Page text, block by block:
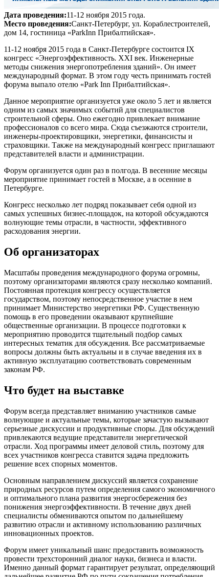
Дата проведения:11-12 ноября 2015 года.
Место проведения:Санкт-Петербург, ул. Кораблестроителей,
дом 14, гостиница «ParkInn Прибалтийская».
11-12 ноября 2015 года в Санкт-Петербурге состоится IX
конгресс «Энергоэффективность. XXI век. Инженерные
методы снижения энергопотребления зданий». Он имеет
международный формат. В этом году честь принимать гостей
форума выпало отелю «Park Inn Прибалтийская».
Данное мероприятие организуется уже около 5 лет и является
одним из самых значимых событий для специалистов
строительной сферы. Оно ежегодно привлекает внимание
профессионалов со всего мира. Сюда съезжаются строители,
инженеры-проектировщики, энергетики, финансисты и
страховщики. Также на международный конгресс приглашают
представителей власти и администрации.
Форум организуется один раз в полгода. В весенние месяцы
мероприятие принимает гостей в Москве, а в осенние в
Петербурге.
Конгресс несколько лет подряд показывает себя одной из
самых успешных бизнес-площадок, на которой обсуждаются
волнующие темы отрасли, в частности, эффективного
расходования энергии.
Об организаторах
Масштабы проведения международного форума огромны,
поэтому организаторами являются сразу несколько компаний.
Постоянная протекция конгрессу осуществляется
государством, поэтому непосредственное участие в нем
принимает Министерство энергетики РФ. Существенную
помощь в его проведении оказывают крупнейшие
общественные организации. В процессе подготовки к
мероприятию проводится тщательный подбор самых
интересных тематик для обсуждения. Все рассматриваемые
вопросы должны быть актуальны и в случае введения их в
активную эксплуатацию соответствовать современным
законам РФ.
Что будет на выставке
Форум всегда представляет вниманию участников самые
волнующие и актуальные темы, которые зачастую вызывают
серьезные дискуссии и продуктивные споры. Для обсуждений
привлекаются ведущие представители энергетической
отрасли. Ход программы имеет деловой стиль, поэтому для
всех участников конгресса ставится задача предложить
решение всех спорных моментов.
Основным направлением дискуссий является сохранение
природных ресурсов путем определения самого экономичного
и оптимального плана развития энергосбережения без
понижения энергоэффективности. В течение двух дней
специалисты обмениваются опытом по дальнейшему
развитию отрасли и активному использованию различных
инновационных проектов.
Форум имеет уникальный шанс предоставить возможность
провести трехсторонний диалог науки, бизнеса и власти.
Именно данный формат гарантирует результат, определяющий